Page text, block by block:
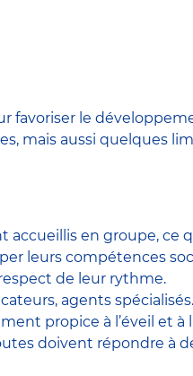
favoriser le
mais aussi quelques
accueillis en groupe, ce
leurs compétences
de leur rythme.
agents
propice à l’éveil et à
doivent répondre à